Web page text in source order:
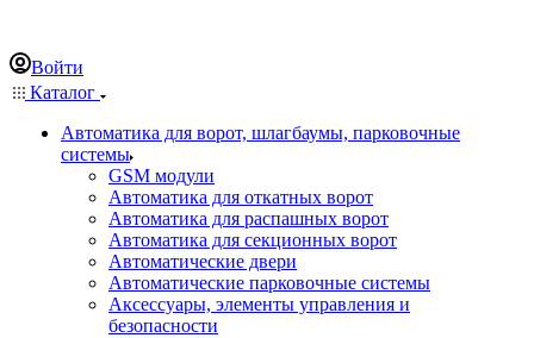
Войти
Каталог
Автоматика для ворот, шлагбаумы, парковочные
системы
GSM модули
Автоматика для откатных ворот
Автоматика для распашных ворот
Автоматика для секционных ворот
Автоматические двери
Автоматические парковочные системы
Аксессуары, элементы управления и
безопасности